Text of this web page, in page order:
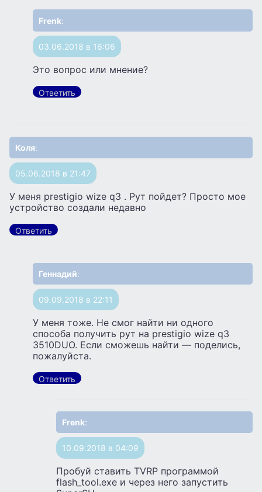
Frenk:
03.06.2018 в 16:06
Это вопрос или мнение?
Ответить
Коля:
05.06.2018 в 21:47
У меня prestigio wize q3 . Рут пойдет? Просто мое
устройство создали недавно
Ответить
Геннадий:
09.09.2018 в 22:11
У меня тоже. Не смог найти ни одного
способа получить рут на prestigio wize q3
3510DUO. Если сможешь найти — поделись,
пожалуйста.
Ответить
Frenk:
10.09.2018 в 04:09
Пробуй ставить TVRP программой
flash_tool.exe и через него запустить